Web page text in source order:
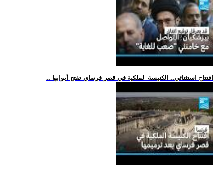
.. افتتاح استثنائي.. الكنيسة الملكية في قصر فرساي تفتح أبوابها